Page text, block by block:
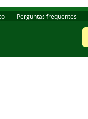
Perguntas frequentes